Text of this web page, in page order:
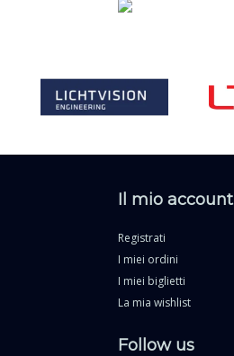
Il mio account
Registrati
I miei ordini
I miei biglietti
La mia wishlist
Follow us